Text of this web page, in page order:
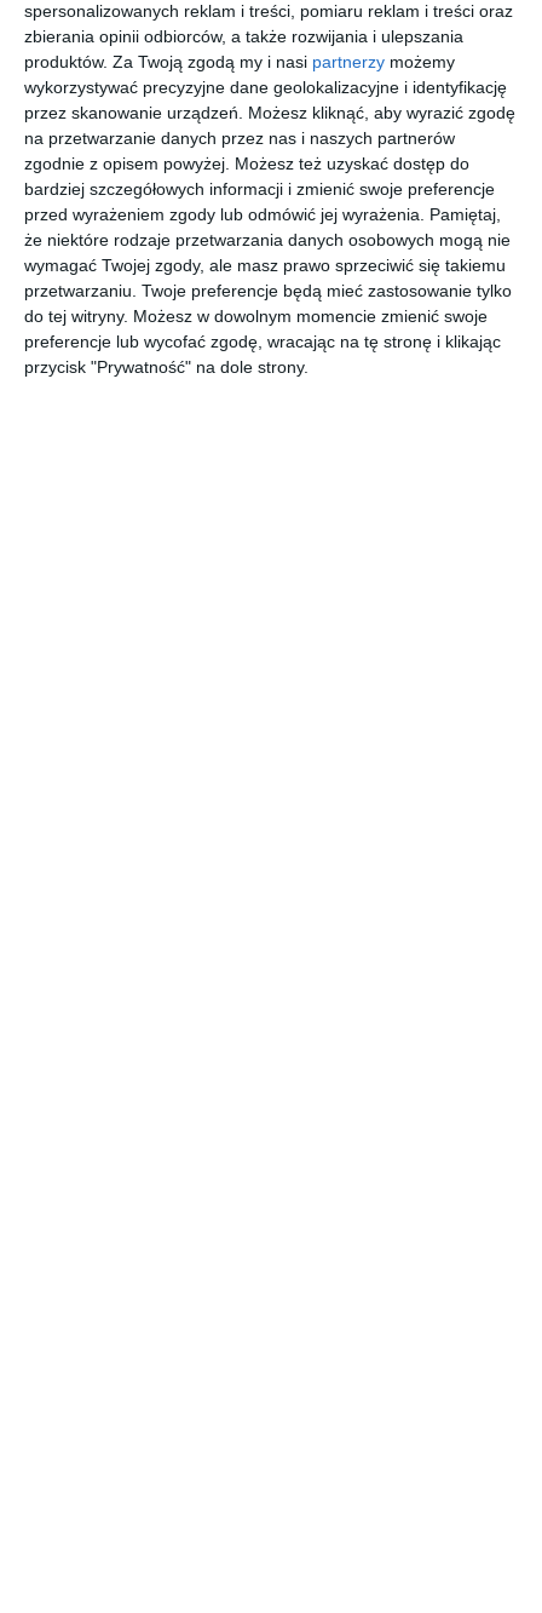
spersonalizowanych reklam i treści, pomiaru reklam i treści oraz
zbierania opinii odbiorców, a także rozwijania i ulepszania
produktów. Za Twoją zgodą my i nasi partnerzy możemy
wykorzystywać precyzyjne dane geolokalizacyjne i identyfikację
przez skanowanie urządzeń. Możesz kliknąć, aby wyrazić zgodę
na przetwarzanie danych przez nas i naszych partnerów
zgodnie z opisem powyżej. Możesz też uzyskać dostęp do
bardziej szczegółowych informacji i zmienić swoje preferencje
przed wyrażeniem zgody lub odmówić jej wyrażenia. Pamiętaj,
że niektóre rodzaje przetwarzania danych osobowych mogą nie
wymagać Twojej zgody, ale masz prawo sprzeciwić się takiemu
przetwarzaniu. Twoje preferencje będą mieć zastosowanie tylko
do tej witryny. Możesz w dowolnym momencie zmienić swoje
preferencje lub wycofać zgodę, wracając na tę stronę i klikając
przycisk "Prywatność" na dole strony.
Nowoczesny salon z zabudowaną ścianą telewizyjną oraz
kominkiem.
AUTOR:JUNG POLSKA
DODAJ DO ULUBIONYCH
UDOSTĘPNIJ
Pozostałe zdjęcia w projekcie:Projekt domu
jednorodzinnego